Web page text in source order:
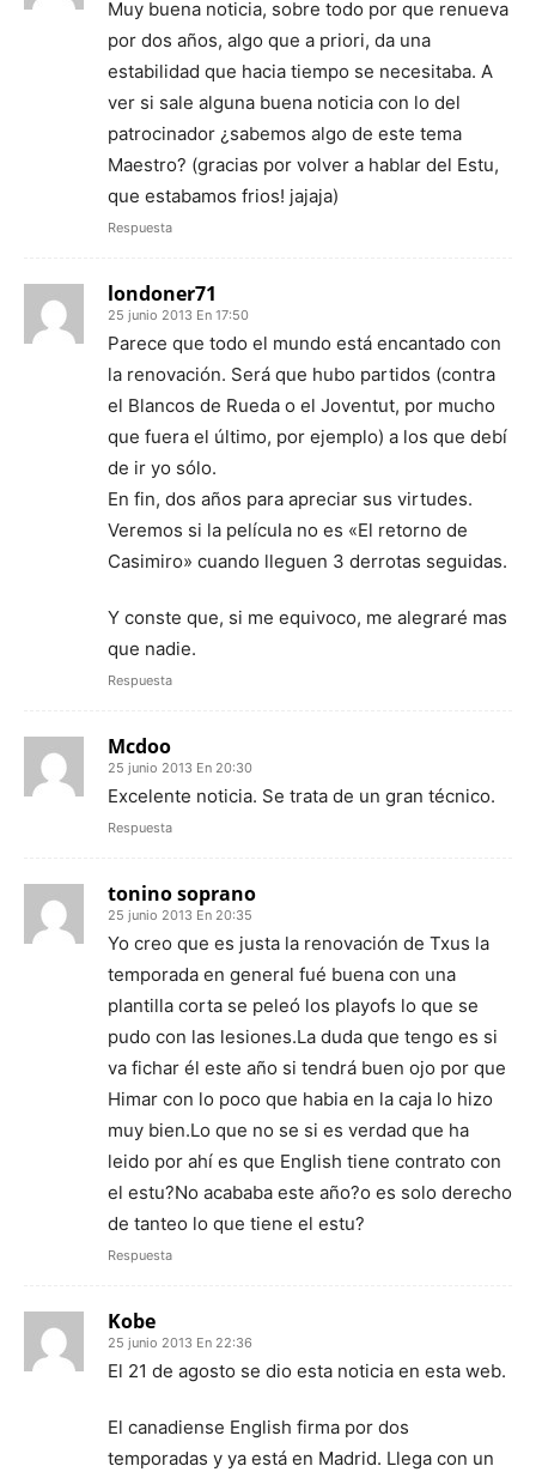
Muy buena noticia, sobre todo por que renueva
por dos años, algo que a priori, da una
estabilidad que hacia tiempo se necesitaba. A
ver si sale alguna buena noticia con lo del
patrocinador ¿sabemos algo de este tema
Maestro? (gracias por volver a hablar del Estu,
que estabamos frios! jajaja)
Respuesta
londoner71
25 junio 2013 En 17:50
Parece que todo el mundo está encantado con
la renovación. Será que hubo partidos (contra
el Blancos de Rueda o el Joventut, por mucho
que fuera el último, por ejemplo) a los que debí
de ir yo sólo.
En fin, dos años para apreciar sus virtudes.
Veremos si la película no es «El retorno de
Casimiro» cuando lleguen 3 derrotas seguidas.
Y conste que, si me equivoco, me alegraré mas
que nadie.
Respuesta
Mcdoo
25 junio 2013 En 20:30
Excelente noticia. Se trata de un gran técnico.
Respuesta
tonino soprano
25 junio 2013 En 20:35
Yo creo que es justa la renovación de Txus la
temporada en general fué buena con una
plantilla corta se peleó los playofs lo que se
pudo con las lesiones.La duda que tengo es si
va fichar él este año si tendrá buen ojo por que
Himar con lo poco que habia en la caja lo hizo
muy bien.Lo que no se si es verdad que ha
leido por ahí es que English tiene contrato con
el estu?No acababa este año?o es solo derecho
de tanteo lo que tiene el estu?
Respuesta
Kobe
25 junio 2013 En 22:36
El 21 de agosto se dio esta noticia en esta web.
El canadiense English firma por dos
temporadas y ya está en Madrid. Llega con un